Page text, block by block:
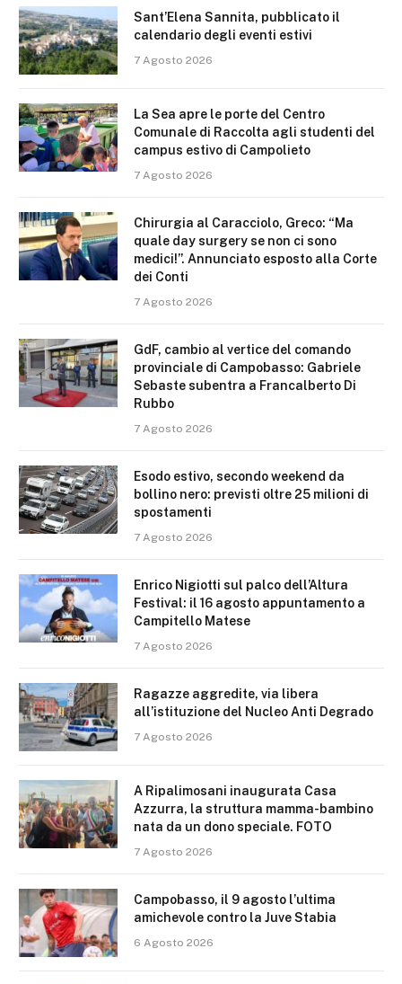
Sant’Elena Sannita, pubblicato il
calendario degli eventi estivi
7 Agosto 2026
La Sea apre le porte del Centro
Comunale di Raccolta agli studenti del
campus estivo di Campolieto
7 Agosto 2026
Chirurgia al Caracciolo, Greco: “Ma
quale day surgery se non ci sono
medici!”. Annunciato esposto alla Corte
dei Conti
7 Agosto 2026
GdF, cambio al vertice del comando
provinciale di Campobasso: Gabriele
Sebaste subentra a Francalberto Di
Rubbo
7 Agosto 2026
Esodo estivo, secondo weekend da
bollino nero: previsti oltre 25 milioni di
spostamenti
7 Agosto 2026
Enrico Nigiotti sul palco dell’Altura
Festival: il 16 agosto appuntamento a
Campitello Matese
7 Agosto 2026
Ragazze aggredite, via libera
all’istituzione del Nucleo Anti Degrado
7 Agosto 2026
A Ripalimosani inaugurata Casa
Azzurra, la struttura mamma-bambino
nata da un dono speciale. FOTO
7 Agosto 2026
Campobasso, il 9 agosto l’ultima
amichevole contro la Juve Stabia
6 Agosto 2026